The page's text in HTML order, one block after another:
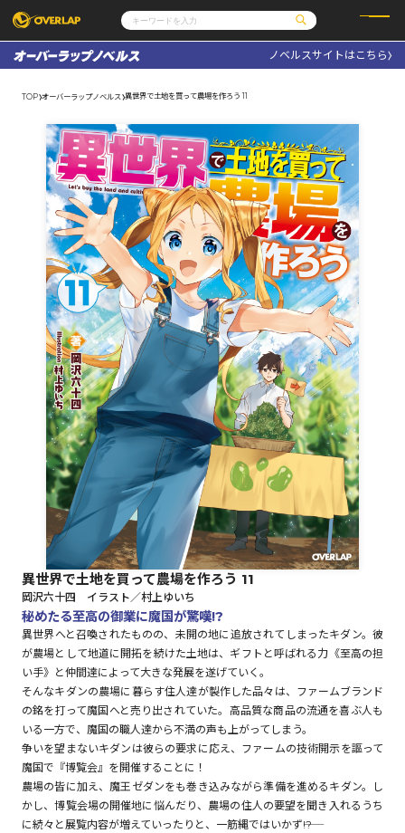
コミックガルド
コミッククリエ
文庫
ノベルス
その他
コミックエッセイ
ポケットモンスター
アニメ
ゲーム
通販・NEWS
OVERLAP STORE
オーバーラップ広報室
企業
会社概要
採用情報
アクセス
オーバーラップホールディングス
お問い合わせはこちら
オーバーラップ文庫
オーバーラップノベルス
オーバーラップノベルスf
ロサージュノベルス
コミックガルド
コミッククリエ
リキューレ
コミックパルフェ
ノベルスサイトはこちら
TOP オーバーラップノベルス 異世界で土地を買って農場を作ろう 11
異世界で土地を買って農場を作ろう 11
岡沢六十四 イラスト／村上ゆいち
秘めたる至高の御業に魔国が驚嘆!?
異世界へと召喚されたものの、未開の地に追放されてしまったキダン。彼
が農場として地道に開拓を続けた土地は、ギフトと呼ばれる力《至高の担
い手》と仲間達によって大きな発展を遂げていく。
そんなキダンの農場に暮らす住人達が製作した品々は、ファームブランド
の銘を打って魔国へと売り出されていた。高品質な商品の流通を喜ぶ人も
いる一方で、魔国の職人達から不満の声も上がってしまう。
争いを望まないキダンは彼らの要求に応え、ファームの技術開示を謳って
魔国で『博覧会』を開催することに！
農場の皆に加え、魔王ゼダンをも巻き込みながら準備を進めるキダン。し
かし、博覧会場の開催地に悩んだり、農場の住人の要望を聞き入れるうち
に続々と展覧内容が増えていったりと、一筋縄ではいかず――!?